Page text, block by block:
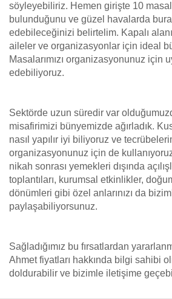
söyleyebiliriz. Hemen girişte 10
bulunduğunu ve güzel havalarda
edebileceğinizi belirtelim. Kapalı
aileler ve organizasyonlar için ideal
Masalarımızı organizasyonunuz için
edebiliyoruz.
Sektörde uzun süredir var
misafirimizi bünyemizde ağırladık.
nasıl yapılır iyi biliyoruz ve
organizasyonunuz için de
nikah sonrası yemekleri dışında
toplantıları, kurumsal etkinlikler,
dönümleri gibi özel anlarınızı da
paylaşabiliyorsunuz.
Sağladığımız bu fırsatlardan
Ahmet fiyatları hakkında bilgi sahibi
doldurabilir ve bizimle iletişime